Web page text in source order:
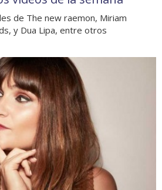
de The new raemon, Miriam
y Dua Lipa, entre otros